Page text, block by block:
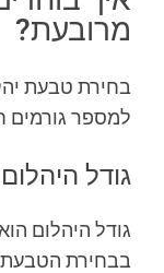
מרובעת?
בחירת טבעת
למספר גורמים
גודל היהלום
גודל היהלום
בבחירת הטבעת.